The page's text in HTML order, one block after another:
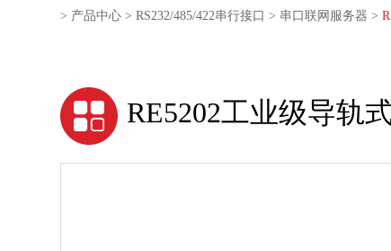
> 产品中心 >RS232/485/422串行接口 > 串口联网服务器 >
RE5202工业级导轨